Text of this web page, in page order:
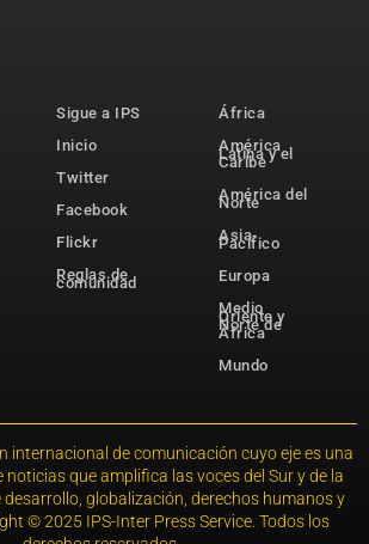
Sigue a IPS
Inicio
Twitter
Facebook
Flickr
Reglas de
comunidad
África
América
Latina y el
Caribe
América del
Norte
Asia-
Pacífico
Europa
Medio
Oriente y
Norte de
África
Mundo
internacional de comunicación cuyo eje es una
que amplifica las voces del Sur y de la
globalización, derechos humanos y
© 2025 IPS-Inter Press Service. Todos los